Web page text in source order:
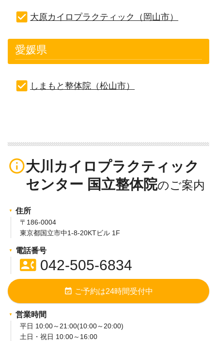
大原カイロプラクティック（岡山市）
愛媛県
しまもと整体院（松山市）
info_outline大川カイロプラクティック
センター 国立整体院
住所
〒186-0004
東京都国立市中1-8-20KTビル 1F
電話番号
contact_phone042-505-6834
event_available ご予約は24時間受付中
営業時間
平日 10:00～21:00(10:00～20:00)
土日・祝日 10:00～16:00